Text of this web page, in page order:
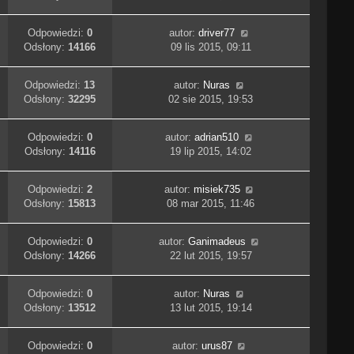
Odpowiedzi: 0
Odsłony:14166
autor:driver77
09 lis 2015, 09:11
Odpowiedzi:13
Odsłony:32295
autor: Nuras
02 sie 2015, 19:53
Odpowiedzi: 0
Odsłony: 14116
autor:adrian510
19 lip 2015, 14:02
Odpowiedzi: 2
Odsłony:15813
autor: misiek735
08 mar 2015, 11:46
Odpowiedzi: 0
Odsłony:14266
autor: Ganimadeus
22 lut 2015, 19:57
Odpowiedzi: 0
Odsłony:13512
autor: Nuras
13 lut 2015, 19:14
Odpowiedzi: 0 autor: urus87